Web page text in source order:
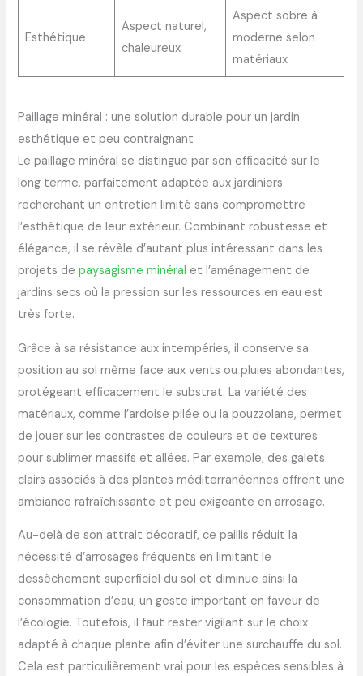
Esthétique
Aspect naturel,
chaleureux
Aspect sobre à
moderne selon
matériaux
Paillage minéral : une solution durable pour un jardin
esthétique et peu contraignant
Le paillage minéral se distingue par son efficacité sur le
long terme, parfaitement adaptée aux jardiniers
recherchant un entretien limité sans compromettre
l’esthétique de leur extérieur. Combinant robustesse et
élégance, il se révèle d’autant plus intéressant dans les
projets depaysagisme minéral et l’aménagement de
jardins secs où la pression sur les ressources en eau est
très forte.
Grâce à sa résistance aux intempéries, il conserve sa
position au sol même face aux vents ou pluies abondantes,
protégeant efficacement le substrat. La variété des
matériaux, comme l’ardoise pilée ou la pouzzolane, permet
de jouer sur les contrastes de couleurs et de textures
pour sublimer massifs et allées. Par exemple, des galets
clairs associés à des plantes méditerranéennes offrent une
ambiance rafraîchissante et peu exigeante en arrosage.
Au-delà de son attrait décoratif, ce paillis réduit la
nécessité d’arrosages fréquents en limitant le
dessèchement superficiel du sol et diminue ainsi la
consommation d’eau, un geste important en faveur de
l’écologie. Toutefois, il faut rester vigilant sur le choix
adapté à chaque plante afin d’éviter une surchauffe du sol.
Cela est particulièrement vrai pour les espèces sensibles à